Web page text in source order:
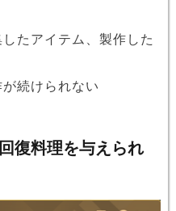
たアイテム、製作した
続けられない
回復料理を与えられ